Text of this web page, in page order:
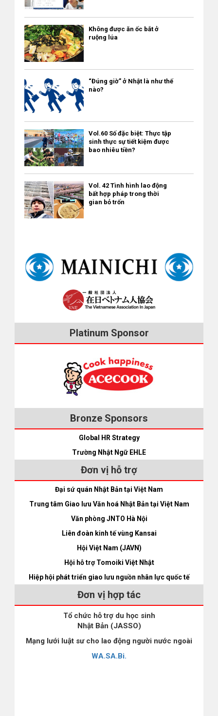
Không được ăn ốc bắt ở
ruộng lúa
“Đúng giờ” ở Nhật là như thế
nào?
Vol.60 Số đặc biệt: Thực tập
sinh thực sự tiết kiệm được
bao nhiêu tiền?
Vol. 42 Tình hình lao động
bất hợp pháp trong thời
gian bỏ trốn
Platinum Sponsor
Bronze Sponsors
Global HR Strategy
Trường Nhật Ngữ EHLE
Đơn vị hỗ trợ
Đại sứ quán Nhật Bản tại Việt Nam
Trung tâm Giao lưu Văn hoá Nhật Bản tại Việt Nam
Văn phòng JNTO Hà Nội
Liên đoàn kinh tế vùng Kansai
Hội Việt Nam (JAVN)
Hội hỗ trợ Tomoiki Việt Nhật
Hiệp hội phát triển giao lưu nguồn nhân lực quốc tế
Đơn vị hợp tác
Tổ chức hỗ trợ du học sinh
Nhật Bản (JASSO)
Mạng lưới luật sư cho lao động người nước ngoài
WA.SA.Bi.